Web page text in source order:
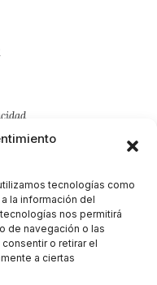
tecnologías como
la información del
nos permitirá
de navegación o las
o retirar el
a ciertas